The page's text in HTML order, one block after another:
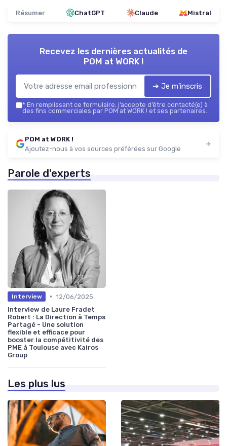
Résumer ChatGPT Claude Mistral
Recevez les dernières actualités de
POM at WORK !
➔ Je m'inscris
* En remplissant ce formulaire, j’accepte d’être contacté(e) à
des fins commerciales par POM at WORK ! et ses partenaires.
POM at WORK !
Ajoutez-nous à vos sources préférées sur Google
Parole d'experts
Interview • 12/06/2025
Interview de Laure Fradet
Robert : La Direction à Temps
Partagé - Une solution
flexible et efficace pour
booster la compétitivité des
PME à Toulouse avec Kairos
Group
Les plus lus